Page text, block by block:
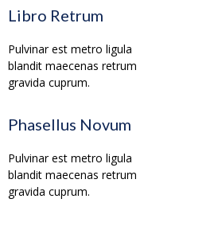
Libro Retrum
Pulvinar est metro ligula
blandit maecenas retrum
gravida cuprum.
Phasellus Novum
Pulvinar est metro ligula
blandit maecenas retrum
gravida cuprum.